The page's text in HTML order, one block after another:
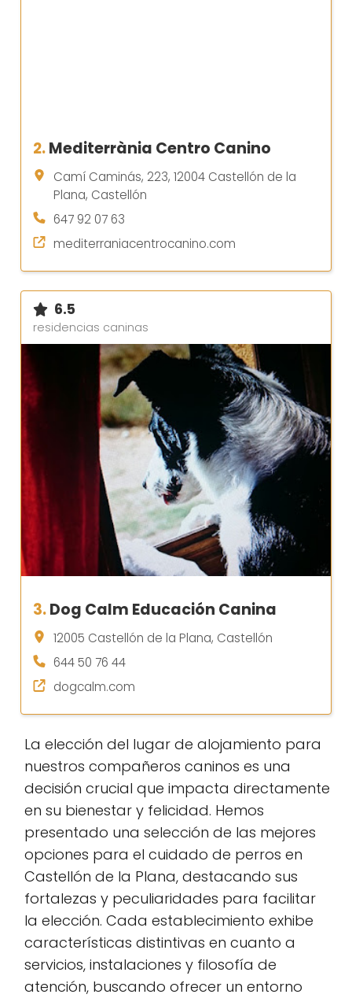
2.Mediterrània Centro Canino
Camí Caminás, 223, 12004 Castellón de la
Plana, Castellón
647 92 07 63
mediterraniacentrocanino.com
6.5
residencias caninas
3.Dog Calm Educación Canina
12005 Castellón de la Plana, Castellón
644 50 76 44
dogcalm.com
La elección del lugar de alojamiento para
nuestros compañeros caninos es una
decisión crucial que impacta directamente
en su bienestar y felicidad. Hemos
presentado una selección de las mejores
opciones para el cuidado de perros en
Castellón de la Plana, destacando sus
fortalezas y peculiaridades para facilitar
la elección. Cada establecimiento exhibe
características distintivas en cuanto a
servicios, instalaciones y filosofía de
atención, buscando ofrecer un entorno